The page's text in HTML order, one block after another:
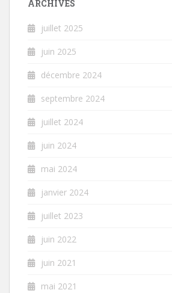
ARCHIVES
juillet 2025
juin 2025
décembre 2024
septembre 2024
juillet 2024
juin 2024
mai 2024
janvier 2024
juillet 2023
juin 2022
juin 2021
mai 2021